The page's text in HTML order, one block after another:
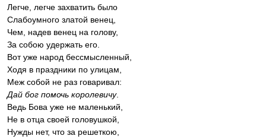
Легче, легче захватить было
Слабоумного златой венец,
Чем, надев венец на голову,
За собою удержать его.
Вот уже народ бессмысленный,
Ходя в праздники по улицам,
Меж собой не раз говаривал:
Дай бог помочь королевичу.
Ведь Бова уже не маленький,
Не в отца своей головушкой,
Нужды нет, что за решеткою,